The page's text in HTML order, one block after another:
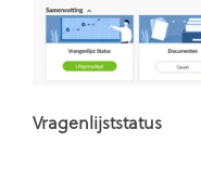
Vragenlijststatus